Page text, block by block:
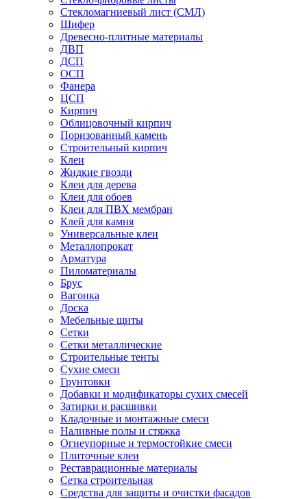
Стекломагниевый лист (СМЛ)
Шифер
Древесно-плитные материалы
ДВП
ДСП
ОСП
Фанера
ЦСП
Кирпич
Облицовочный кирпич
Поризованный камень
Строительный кирпич
Клеи
Жидкие гвозди
Клеи для дерева
Клеи для обоев
Клеи для ПВХ мембран
Клей для камня
Универсальные клеи
Металлопрокат
Арматура
Пиломатериалы
Брус
Вагонка
Доска
Мебельные щиты
Сетки
Сетки металлические
Строительные тенты
Сухие смеси
Грунтовки
Добавки и модификаторы сухих смесей
Затирки и расшивки
Кладочные и монтажные смеси
Наливные полы и стяжка
Огнеупорные и термостойкие смеси
Плиточные клеи
Реставрационные материалы
Сетка строительная
Средства для защиты и очистки фасадов